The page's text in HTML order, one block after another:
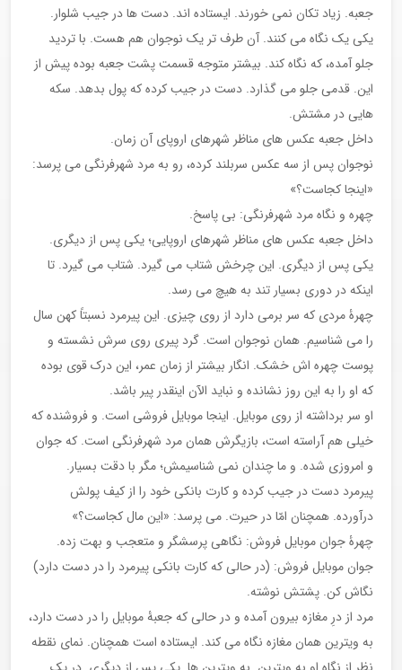
جعبه. زیاد تکان نمی خورند. ایستاده اند. دست ها در جیب شلوار.
یکی یک نگاه می کنند. آن طرف تر یک نوجوان هم هست. با تردید
جلو آمده، که نگاه کند. بیشتر متوجه قسمت پشت جعبه بوده پیش از
این. قدمی جلو می گذارد. دست در جیب کرده که پول بدهد. سکه
هایی در مشتش.
داخل جعبه عکس های مناظر شهرهای اروپای آن زمان.
نوجوان پس از سه عکس سربلند کرده، رو به مرد شهرفرنگی می پرسد:
«اینجا کجاست؟»
چهره و نگاه مرد شهرفرنگی: بی پاسخ.
داخل جعبه عکس های مناظر شهرهای اروپایی؛ یکی پس از دیگری.
یکی پس از دیگری. این چرخش شتاب می گیرد. شتاب می گیرد. تا
اینکه در دوری بسیار تند به هیچ می رسد.
چهرۀ مردی که سر برمی دارد از روی چیزی. این پیرمرد نسبتاً کهن سال
را می شناسیم. همان نوجوان است. گرد پیری روی سرش نشسته و
پوست چهره اش خشک. انگار بیشتر از زمان عمر، این درک قوی بوده
که او را به این روز نشانده و نباید الآن اینقدر پیر باشد.
او سر برداشته از روی موبایل. اینجا موبایل فروشی است. و فروشنده که
خیلی هم آراسته است، بازیگرش همان مرد شهرفرنگی است. که جوان
و امروزی شده. و ما چندان نمی شناسیمش؛ مگر با دقت بسیار.
پیرمرد دست در جیب کرده و کارت بانکی خود را از کیف پولش
درآورده. همچنان امّا در حیرت. می پرسد: «این مال کجاست؟»
چهرۀ جوان موبایل فروش: نگاهی پرسشگر و متعجب و بهت زده.
جوان موبایل فروش: (در حالی که کارت بانکی پیرمرد را در دست دارد)
نگاش کن. پشتش نوشته.
مرد از درِ مغازه بیرون آمده و در حالی که جعبۀ موبایل را در دست دارد،
به ویترین همان مغازه نگاه می کند. ایستاده است همچنان. نمای نقطه